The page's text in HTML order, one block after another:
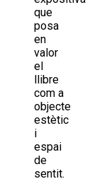
que
posa
en
valor
el
llibre
com a
objecte
estètic
i
espai
de
sentit.